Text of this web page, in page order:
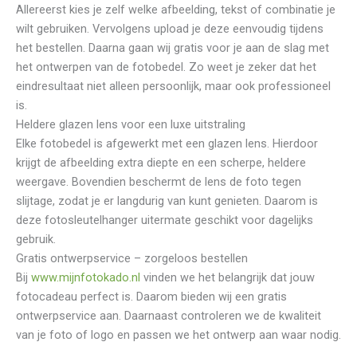
Allereerst kies je zelf welke afbeelding, tekst of combinatie je
wilt gebruiken. Vervolgens upload je deze eenvoudig tijdens
het bestellen. Daarna gaan wij gratis voor je aan de slag met
het ontwerpen van de fotobedel. Zo weet je zeker dat het
eindresultaat niet alleen persoonlijk, maar ook professioneel
is.
Heldere glazen lens voor een luxe uitstraling
Elke fotobedel is afgewerkt met een glazen lens. Hierdoor
krijgt de afbeelding extra diepte en een scherpe, heldere
weergave. Bovendien beschermt de lens de foto tegen
slijtage, zodat je er langdurig van kunt genieten. Daarom is
deze fotosleutelhanger uitermate geschikt voor dagelijks
gebruik.
Gratis ontwerpservice – zorgeloos bestellen
Bij www.mijnfotokado.nl vinden we het belangrijk dat jouw
fotocadeau perfect is. Daarom bieden wij een gratis
ontwerpservice aan. Daarnaast controleren we de kwaliteit
van je foto of logo en passen we het ontwerp aan waar nodig.